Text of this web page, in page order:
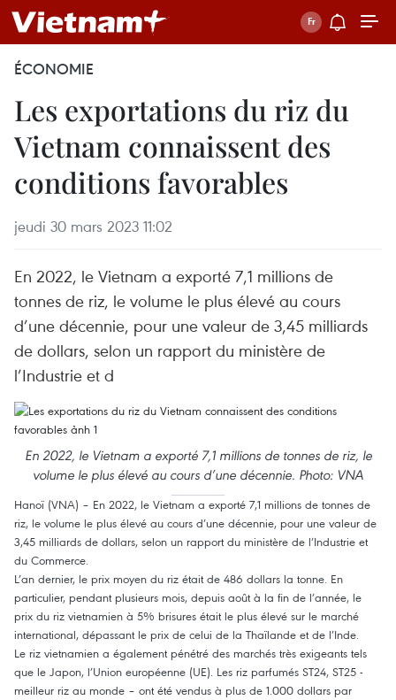
ÉCONOMIE
Les exportations du riz du
Vietnam connaissent des
conditions favorables
jeudi 30 mars 2023 11:02
En 2022, le Vietnam a exporté 7,1 millions de
tonnes de riz, le volume le plus élevé au cours
d’une décennie, pour une valeur de 3,45 milliards
de dollars, selon un rapport du ministère de
l’Industrie et d
En 2022, le Vietnam a exporté 7,1 millions de tonnes de riz, le
volume le plus élevé au cours d’une décennie. Photo: VNA
Hanoï (VNA) – En 2022, le Vietnam a exporté 7,1 millions de tonnes de
riz, le volume le plus élevé au cours d’une décennie, pour une valeur de
3,45 milliards de dollars, selon un rapport du ministère de l’Industrie et
du Commerce.
L’an dernier, le prix moyen du riz était de 486 dollars la tonne. En
particulier, pendant plusieurs mois, depuis août à la fin de l’année, le
prix du riz vietnamien à 5% brisures était le plus élevé sur le marché
international, dépassant le prix de celui de la Thaïlande et de l’Inde.
Le riz vietnamien a également pénétré des marchés très exigeants tels
que le Japon, l’Union européenne (UE). Les riz parfumés ST24, ST25 -
meilleur riz au monde – ont été vendus à plus de 1.000 dollars par